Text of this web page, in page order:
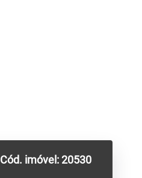
Cód. imóvel: 20530